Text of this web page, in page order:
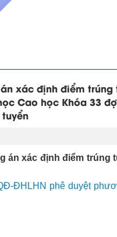
xác định điểm
Cao học Khóa 33
án xác định điểm
ĐHLHN phê duyệt